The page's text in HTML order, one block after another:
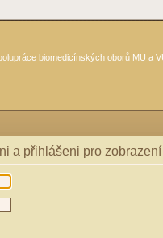
biomedicínských oborů MU a
a přihlášeni pro zobrazení